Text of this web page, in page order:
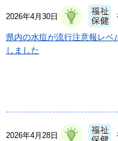
2026年4月30日
県内の水痘が流行注意報レベ
しました
2026年4月28日